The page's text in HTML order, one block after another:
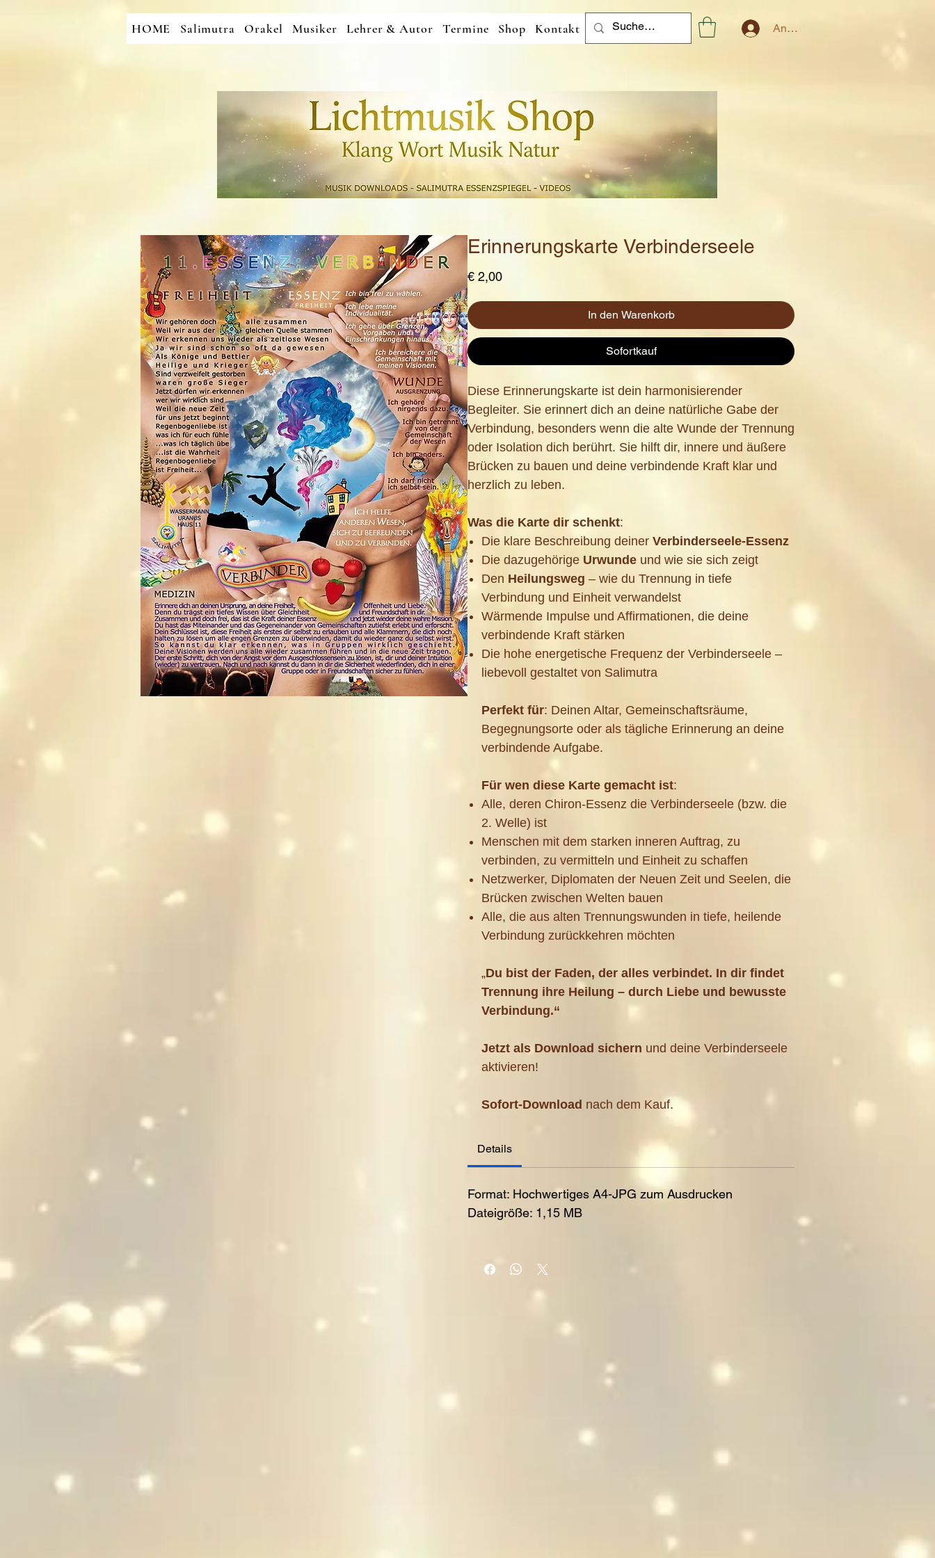
HOME Salimutra Orakel Musiker Lehrer & Autor Termine Shop Kontakt Anmelden
Erinnerungskarte Verbinderseele
€ 2,00Preis
In den Warenkorb
Sofortkauf
Diese Erinnerungskarte ist dein harmonisierender
Begleiter. Sie erinnert dich an deine natürliche Gabe der
Verbindung, besonders wenn die alte Wunde der Trennung
oder Isolation dich berührt. Sie hilft dir, innere und äußere
Brücken zu bauen und deine verbindende Kraft klar und
herzlich zu leben.
Was die Karte dir schenkt:
Die klare Beschreibung deiner Verbinderseele-Essenz
Die dazugehörige Urwunde und wie sie sich zeigt
Den Heilungsweg – wie du Trennung in tiefe
Verbindung und Einheit verwandelst
Wärmende Impulse und Affirmationen, die deine
verbindende Kraft stärken
Die hohe energetische Frequenz der Verbinderseele –
liebevoll gestaltet von Salimutra
Perfekt für: Deinen Altar, Gemeinschaftsräume,
Begegnungsorte oder als tägliche Erinnerung an deine
verbindende Aufgabe.
Für wen diese Karte gemacht ist:
Alle, deren Chiron-Essenz die Verbinderseele (bzw. die
2. Welle) ist
Menschen mit dem starken inneren Auftrag, zu
verbinden, zu vermitteln und Einheit zu schaffen
Netzwerker, Diplomaten der Neuen Zeit und Seelen, die
Brücken zwischen Welten bauen
Alle, die aus alten Trennungswunden in tiefe, heilende
Verbindung zurückkehren möchten
„Du bist der Faden, der alles verbindet. In dir findet
Trennung ihre Heilung – durch Liebe und bewusste
Verbindung.“
Jetzt als Download sichern und deine Verbinderseele
aktivieren!
Sofort-Download nach dem Kauf.
Details
Format: Hochwertiges A4-JPG zum Ausdrucken
Dateigröße: 1,15 MB